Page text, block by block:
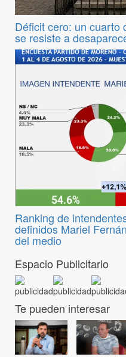
Déficit cero: un cuarto
se resiste a
Ranking de
definidos Mariel
del medio
Espacio Publicitario
Te pueden interesar